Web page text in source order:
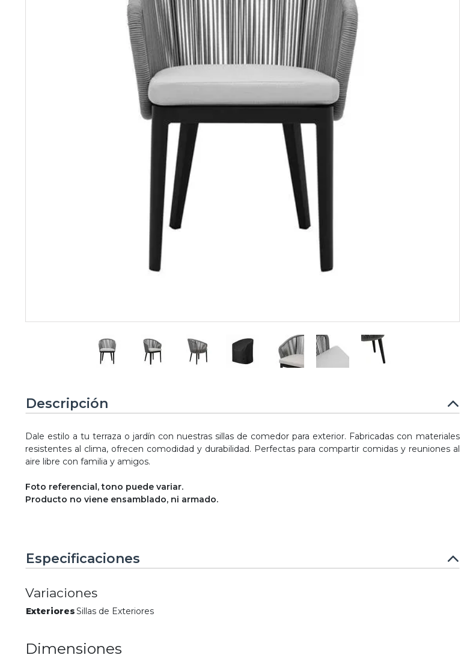
Descripción
Dale estilo a tu terraza o jardín con nuestras sillas de comedor para exterior. Fabricadas con materiales
resistentes al clima, ofrecen comodidad y durabilidad. Perfectas para compartir comidas y reuniones al
aire libre con familia y amigos.
Foto referencial, tono puede variar.
Producto no viene ensamblado, ni armado.
Especificaciones
Variaciones
ExterioresSillas de Exteriores
Dimensiones